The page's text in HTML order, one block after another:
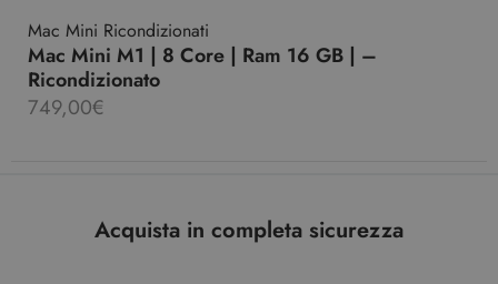
Mac Mini Ricondizionati
Mac Mini M1 | 8 Core | Ram 16 GB | –
Ricondizionato
749,00€
Acquista in completa sicurezza